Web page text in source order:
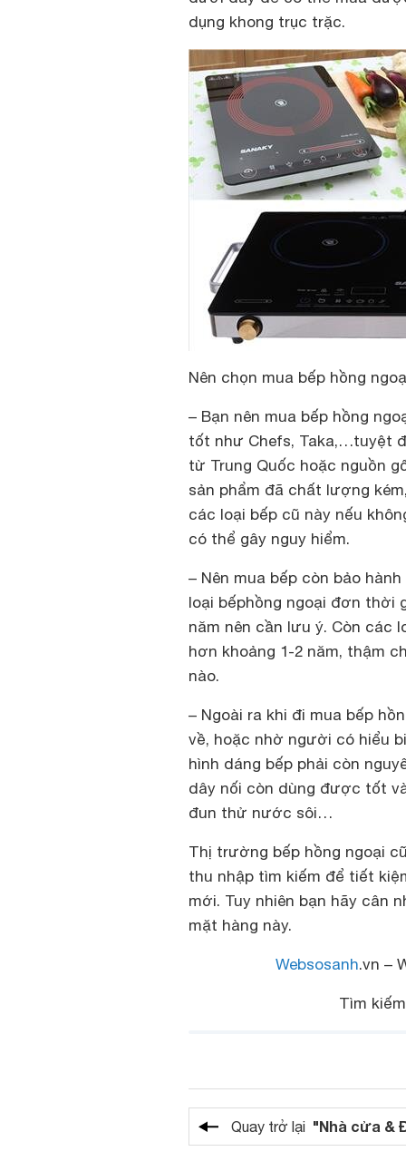
dụng khong trục trặc.
Nên chọn mua bếp hồng
– Bạn nên mua bếp hồng
tốt như Chefs, Taka,…tuyệt
từ Trung Quốc hoặc nguồn
sản phẩm đã chất lượng
các loại bếp cũ này nếu
có thể gây nguy hiểm.
– Nên mua bếp còn bảo
loại bếphồng ngoại đơn thời
năm nên cần lưu ý. Còn các
hơn khoảng 1-2 năm, thậm
nào.
– Ngoài ra khi đi mua bếp
về, hoặc nhờ người có hiểu
hình dáng bếp phải còn
dây nối còn dùng được tốt
đun thử nước sôi…
Thị trường bếp hồng ngoại
thu nhập tìm kiếm để tiết
mới. Tuy nhiên bạn hãy cân
mặt hàng này.
Websosanh.vn –
Tìm
Quay trở lại "Nhà cửa &